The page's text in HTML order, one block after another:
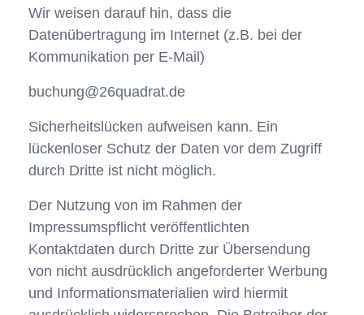
Wir weisen darauf hin, dass die
Datenübertragung im Internet (z.B. bei der
Kommunikation per E-Mail)
buchung@26quadrat.de
Sicherheitslücken aufweisen kann. Ein
lückenloser Schutz der Daten vor dem Zugriff
durch Dritte ist nicht möglich.
Der Nutzung von im Rahmen der
Impressumspflicht veröffentlichten
Kontaktdaten durch Dritte zur Übersendung
von nicht ausdrücklich angeforderter Werbung
und Informationsmaterialien wird hiermit